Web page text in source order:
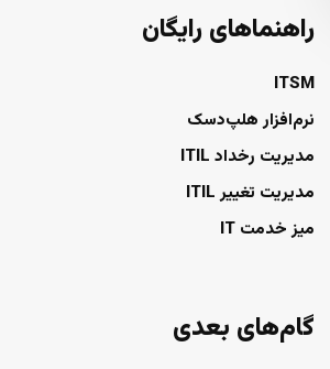
راهنماهای رایگان
ITSM
نرم‌افزار هلپ‌دسک
مدیریت رخداد ITIL
مدیریت تغییر ITIL
میز خدمت IT
گام‌های بعدی